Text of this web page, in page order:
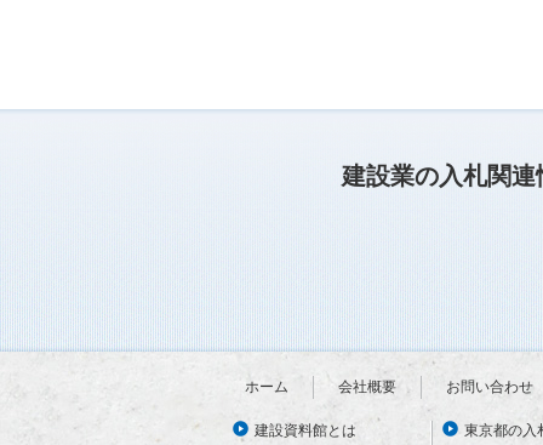
建設業の入札関
ホーム 会社概要 お問い合わせ
建設資料館とは 東京都の入